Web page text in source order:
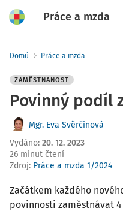
Práce a mzda
Domů Práce a mzda
ZAMĚSTNANOST
Povinný podíl
Mgr. Eva Svěrčinová
Vydáno: 20. 12. 2023
26 minut čtení
Zdroj: Práce a mzda 1/2024
Začátkem každého
povinnosti zaměstnávat